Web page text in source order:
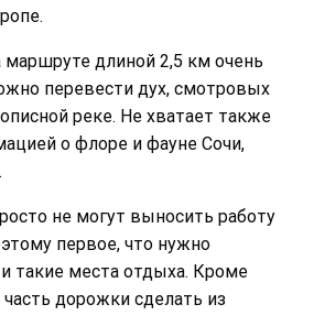
маршруте длиной 2,5 км очень
перевести дух, смотровых
реке. Не хватает также
о флоре и фауне Сочи,
не могут выносить работу
первое, что нужно
такие места отдыха. Кроме
дорожки сделать из